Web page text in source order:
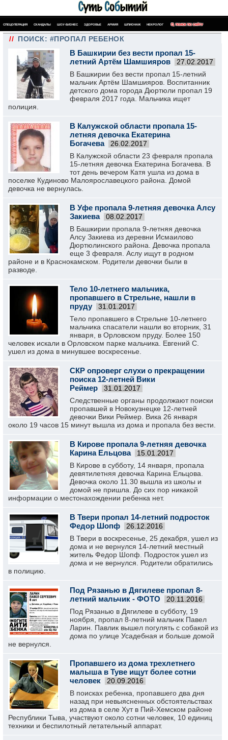
СПЕЦОПЕРАЦИЯ СКАНДАЛЫ ШОУ-БИЗНЕС ЗДОРОВЬЕ АРМИЯ ШПИОНАЖ НЕКРОЛОГ ПОИСК ПО САЙТУ
// ПОИСК: #ПРОПАЛ РЕБЕНОК
В Башкирии без вести пропал 15-
летний Артём Шамшияров
27.02.2017
В Башкирии без вести пропал 15-летний
мальчик Артём Шамшияров. Воспитанник
детского дома города Дюртюли пропал 19
февраля 2017 года. Мальчика ищет
полиция.
В Калужской области пропала 15-
летняя девочка Екатерина
Богачева
26.02.2017
В Калужской области 23 февраля пропала
15-летняя девочка Екатерина Богачева. В
тот день вечером Катя ушла из дома в
поселке Кудиново Малоярославецкого района. Домой
девочка не вернулась.
В Уфе пропала 9-летняя девочка Алсу
Закиева
08.02.2017
В Башкирии пропала 9-летняя девочка
Алсу Закиева из деревни Исмаилово
Дюртюлинского района. Девочка пропала
еще 3 февраля. Аслу ищут в родном
районе и в Краснокамском. Родители девочки были в
разводе.
Тело 10-летнего мальчика,
пропавшего в Стрельне, нашли в
пруду
31.01.2017
Тело пропавшего в Стрельне 10-летнего
мальчика спасатели нашли во вторник, 31
января, в Орловском пруду. Более 150
человек искали в Орловском парке мальчика. Евгений С.
ушел из дома в минувшее воскресенье.
СКР опроверг слухи о прекращении
поиска 12-летней Вики
Реймер
31.01.2017
Следственные органы продолжают поиски
пропавшей в Новокузнецке 12-летней
девочки Вики Реймер. Вика 26 января
около 19 часов 15 минут вышла из дома и пропала без вести.
В Кирове пропала 9-летняя девочка
Карина Ельцова
15.01.2017
В Кирове в субботу, 14 января, пропала
девятилетняя девочка Карина Ельцова.
Девочка около 11.30 вышла из школы и
домой не пришла. До сих пор никакой
информации о местонахождении ребенка нет.
В Твери пропал 14-летний подросток
Федор Шопф
26.12.2016
В Твери в воскресенье, 25 декабря, ушел из
дома и не вернулся 14-летний местный
житель Федор Шопф. Подросток ушел из
дома и не вернулся. Родители обратились
в полицию.
Под Рязанью в Дягилеве пропал 8-
летний мальчик - ФОТО
20.11.2016
Под Рязанью в Дягилеве в субботу, 19
ноября, пропал 8-летний мальчик Павел
Ларин. Павлик вышел погулять с собакой из
дома по улице Усадебная и больше домой
не вернулся.
Пропавшего из дома трехлетнего
малыша в Туве ищут более сотни
человек
20.09.2016
В поисках ребенка, пропавшего два дня
назад при невыясненных обстоятельствах
из дома в селе Хут в Пий-Хемском районе
Республики Тыва, участвуют около сотни человек, 10 единиц
техники и беспилотный летательный аппарат.